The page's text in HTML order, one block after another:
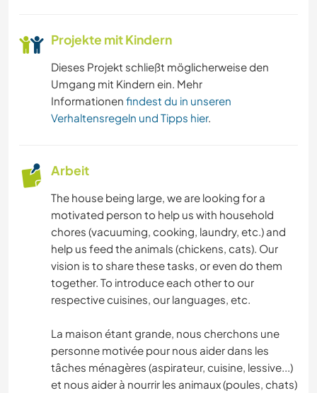
Projekte mit Kindern
Dieses Projekt schließt möglicherweise den
Umgang mit Kindern ein. Mehr
Informationen findest du in unseren
Verhaltensregeln und Tipps hier.
Arbeit
The house being large, we are looking for a
motivated person to help us with household
chores (vacuuming, cooking, laundry, etc.) and
help us feed the animals (chickens, cats). Our
vision is to share these tasks, or even do them
together. To introduce each other to our
respective cuisines, our languages, etc.
La maison étant grande, nous cherchons une
personne motivée pour nous aider dans les
tâches ménagères (aspirateur, cuisine, lessive...)
et nous aider à nourrir les animaux (poules, chats)